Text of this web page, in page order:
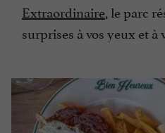
Extraordinaire, le parc
surprises à vos yeux et à